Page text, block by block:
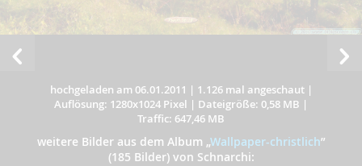
hochgeladen am 06.01.2011 | 1.126 mal angeschaut|
Auflösung: 1280x1024 Pixel | Dateigröße: 0,58 MB |
Traffic: 647,46 MB
weitere Bilder aus dem Album „Wallpaper-christlich”
(185 Bilder) von Schnarchi: